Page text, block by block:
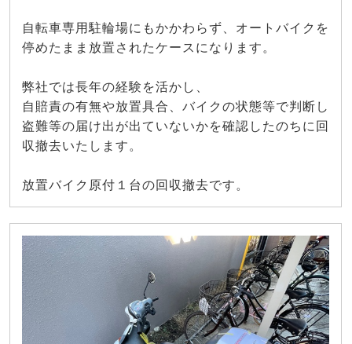
自転車専用駐輪場にもかかわらず、オートバイクを
停めたまま放置されたケースになります。
弊社では長年の経験を活かし、
自賠責の有無や放置具合、バイクの状態等で判断し
盗難等の届け出が出ていないかを確認したのちに回
収撤去いたします。
放置バイク原付１台の回収撤去です。